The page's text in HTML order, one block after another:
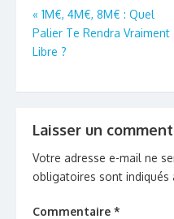
Navigation
de
l’article
« 1M€, 4M€, 8M€ : Quel
Palier Te Rendra Vraiment
Libre ?
Laisser un
Votre adresse e-mail ne
obligatoires sont indiqués
Commentaire *